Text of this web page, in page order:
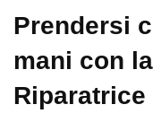
Prendersi
mani con
Riparatrice